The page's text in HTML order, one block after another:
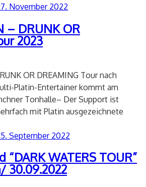
November 2022
– DRUNK OR
2023
OR DREAMING Tour nach
Platin-Entertainer kommt am
Tonhalle– Der Support ist
mit Platin ausgezeichnete
September 2022
“DARK WATERS TOUR”
30.09.2022